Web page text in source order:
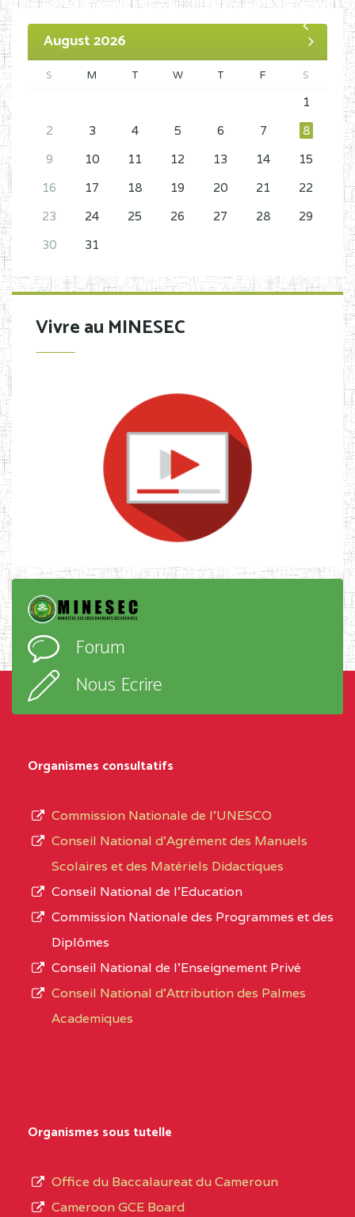
August 2026
S M T W T F S
1
2
3 4 5 6 7
8
9
10 11 12 13 14
15
16
17 18 19 20 21
22
23
24 25 26 27 28
29
30
31
Vivre au MINESEC
Forum
Nous Ecrire
Organismes consultatifs
Commission Nationale de l’UNESCO
Conseil National d’Agrément des Manuels
Scolaires et des Matériels Didactiques
Conseil National de l’Education
Commission Nationale des Programmes et des
Diplômes
Conseil National de l’Enseignement Privé
Conseil National d'Attribution des Palmes
Academiques
Organismes sous tutelle
Office du Baccalaureat du Cameroun
Cameroon GCE Board